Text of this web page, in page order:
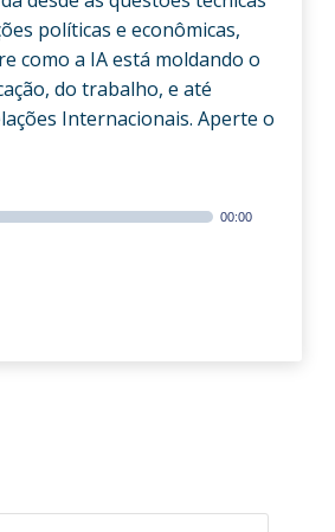
políticas e econômicas,
como a IA está moldando o
do trabalho, e até
Internacionais. Aperte o
00:00